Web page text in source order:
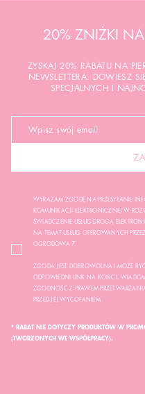
20% ZNIŻKI NA
ZYSKAJ 20% RABATU NA
NEWSLETTERA. DOWIESZ
SPECJALNYCH I
WYRAŻAM ZGODĘ NA PRZESYŁANIE
KOMUNIKACJI ELEKTRONICZNEJ W
ŚWIADCZENIE USŁUG DROGĄ
NA TEMAT USŁUG OFEROWANYCH
OGRODOWA 7.
ZGODA JEST DOBROWOLNA I MOŻE
ODPOWIEDNI LINK NA KOŃCU
ZGODNOŚĆ Z PRAWEM
PRZED JEJ WYCOFANIEM.
* RABAT NIE DOTYCZY PRODUKTÓW W
(TWORZONYCH WE WSPÓŁPRACY).